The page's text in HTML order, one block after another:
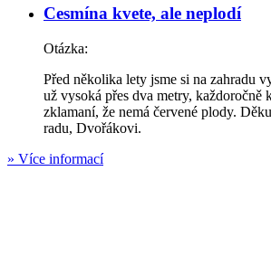
Cesmína kvete, ale neplodí
Otázka:
Před několika lety jsme si na zahradu
už vysoká přes dva metry, každoročně
zklamaní, že nemá červené plody.
radu, Dvořákovi.
» Více informací